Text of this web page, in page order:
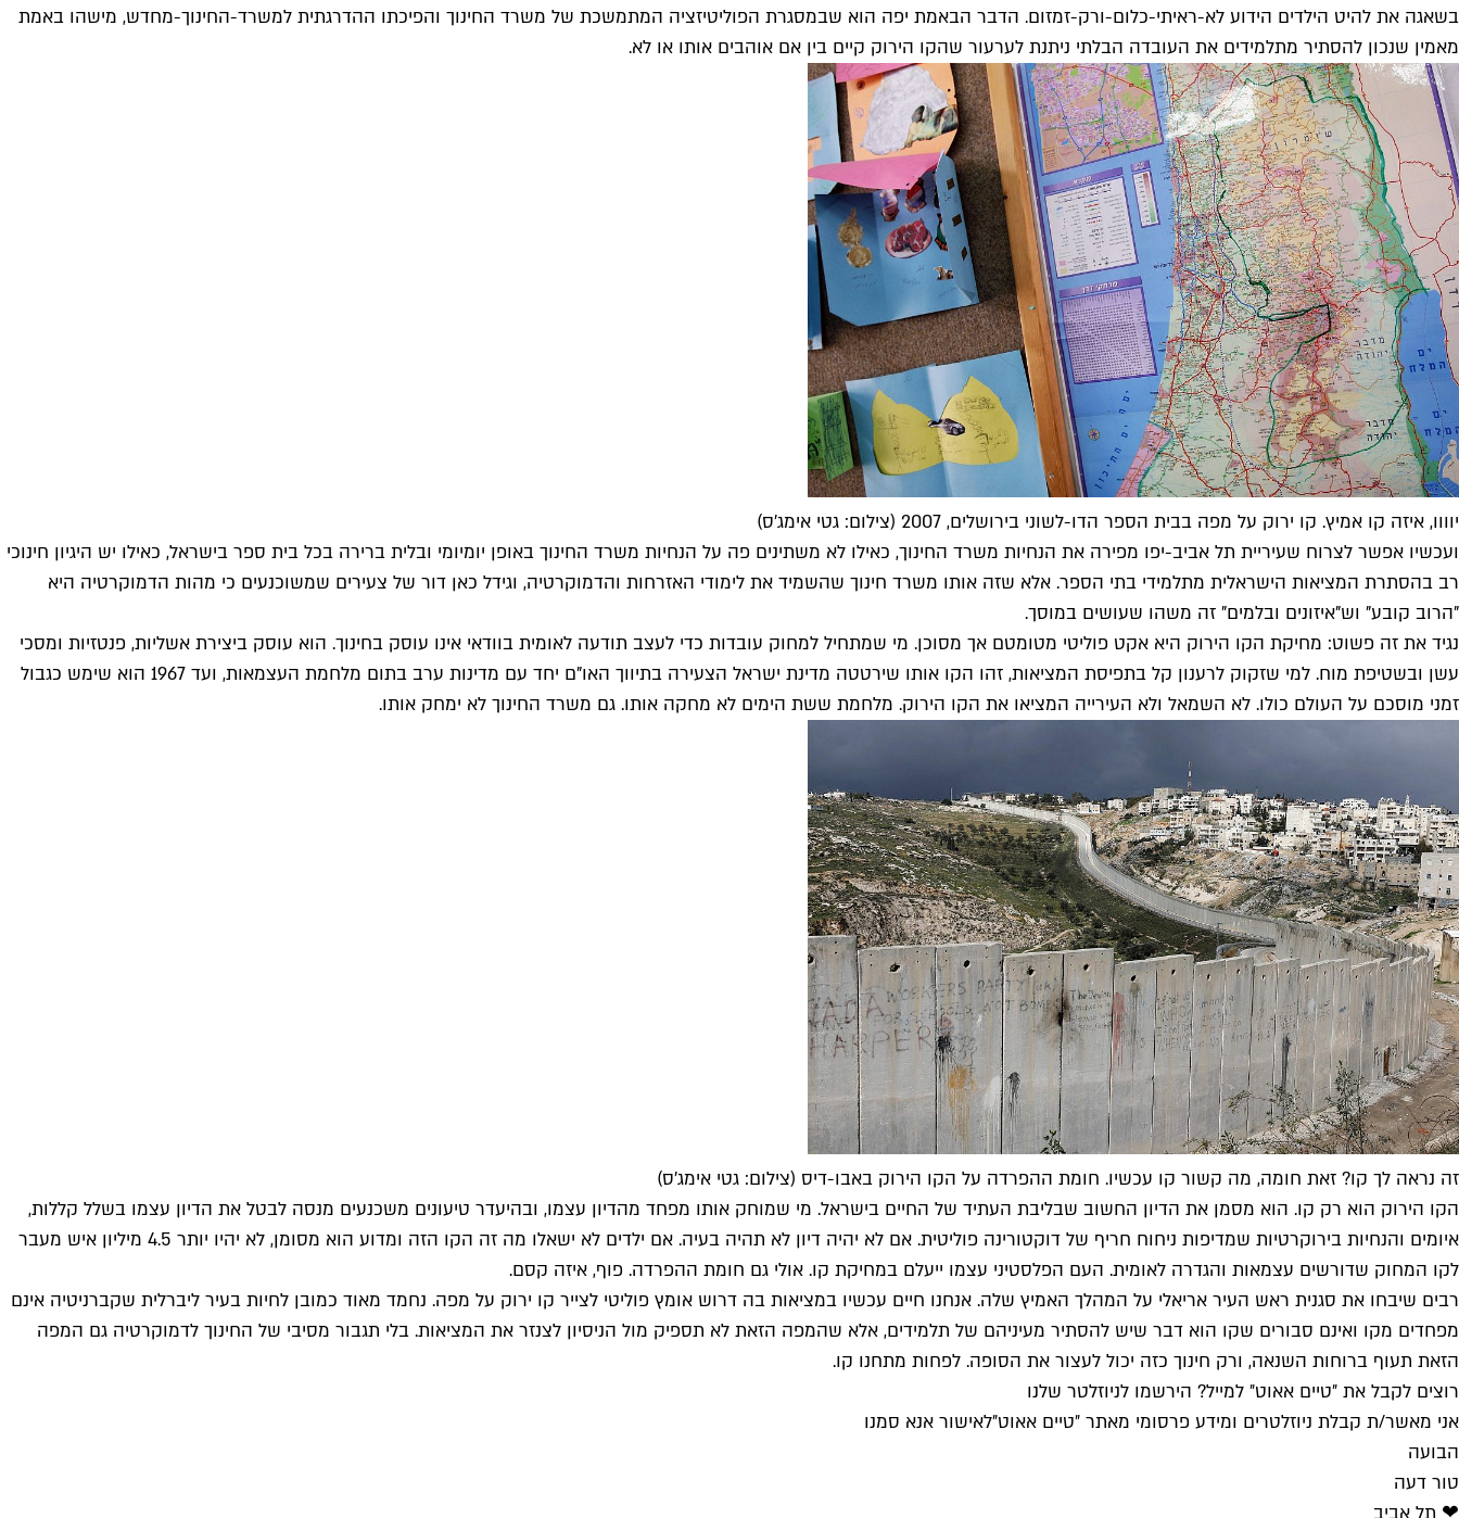
בשאגה את להיט הילדים הידוע לא-ראיתי-כלום-ורק-זמזום. הדבר הבאמת יפה הוא שבמסגרת הפוליטיזציה המתמשכת של משרד החינוך והפיכתו ההדרגתית למשרד-החינוך-מחדש, מישהו באמת
מאמין שנכון להסתיר מתלמידים את העובדה הבלתי ניתנת לערעור שהקו הירוק קיים בין אם אוהבים אותו או לא.
יוווו, איזה קו אמיץ. קו ירוק על מפה בבית הספר הדו-לשוני בירושלים, 2007 (צילום: גטי אימג'ס)
ועכשיו אפשר לצרוח שעיריית תל אביב-יפו מפירה את הנחיות משרד החינוך, כאילו לא משתינים פה על הנחיות משרד החינוך באופן יומיומי ובלית ברירה בכל בית ספר בישראל, כאילו יש היגיון חינוכי
רב בהסתרת המציאות הישראלית מתלמידי בתי הספר. אלא שזה אותו משרד חינוך שהשמיד את לימודי האזרחות והדמוקרטיה, וגידל כאן דור של צעירים שמשוכנעים כי מהות הדמוקרטיה היא
"הרוב קובע" וש"איזונים ובלמים" זה משהו שעושים במוסך.
נגיד את זה פשוט: מחיקת הקו הירוק היא אקט פוליטי מטומטם אך מסוכן. מי שמתחיל למחוק עובדות כדי לעצב תודעה לאומית בוודאי אינו עוסק בחינוך. הוא עוסק ביצירת אשליות, פנטזיות ומסכי
עשן ובשטיפת מוח. למי שזקוק לרענון קל בתפיסת המציאות, זהו הקו אותו שירטטה מדינת ישראל הצעירה בתיווך האו"ם יחד עם מדינות ערב בתום מלחמת העצמאות, ועד 1967 הוא שימש כגבול
זמני מוסכם על העולם כולו. לא השמאל ולא העירייה המציאו את הקו הירוק. מלחמת ששת הימים לא מחקה אותו. גם משרד החינוך לא ימחק אותו.
זה נראה לך קו? זאת חומה, מה קשור קו עכשיו. חומת ההפרדה על הקו הירוק באבו-דיס (צילום: גטי אימג'ס)
הקו הירוק הוא רק קו. הוא מסמן את הדיון החשוב שבליבת העתיד של החיים בישראל. מי שמוחק אותו מפחד מהדיון עצמו, ובהיעדר טיעונים משכנעים מנסה לבטל את הדיון עצמו בשלל קללות,
איומים והנחיות בירוקרטיות שמדיפות ניחוח חריף של דוקטורינה פוליטית. אם לא יהיה דיון לא תהיה בעיה. אם ילדים לא ישאלו מה זה הקו הזה ומדוע הוא מסומן, לא יהיו יותר 4.5 מיליון איש מעבר
לקו המחוק שדורשים עצמאות והגדרה לאומית. העם הפלסטיני עצמו ייעלם במחיקת קו. אולי גם חומת ההפרדה. פוף, איזה קסם.
רבים שיבחו את סגנית ראש העיר אריאלי על המהלך האמיץ שלה. אנחנו חיים עכשיו במציאות בה דרוש אומץ פוליטי לצייר קו ירוק על מפה. נחמד מאוד כמובן לחיות בעיר ליברלית שקברניטיה אינם
מפחדים מקו ואינם סבורים שקו הוא דבר שיש להסתיר מעיניהם של תלמידים, אלא שהמפה הזאת לא תספיק מול הניסיון לצנזר את המציאות. בלי תגבור מסיבי של החינוך לדמוקרטיה גם המפה
הזאת תעוף ברוחות השנאה, ורק חינוך כזה יכול לעצור את הסופה. לפחות מתחנו קו.
רוצים לקבל את ״טיים אאוט״ למייל? הירשמו לניוזלטר שלנו
אני מאשר/ת קבלת ניוזלטרים ומידע פרסומי מאתר ״טיים אאוט״לאישור אנא סמנו
הבועה
טור דעה